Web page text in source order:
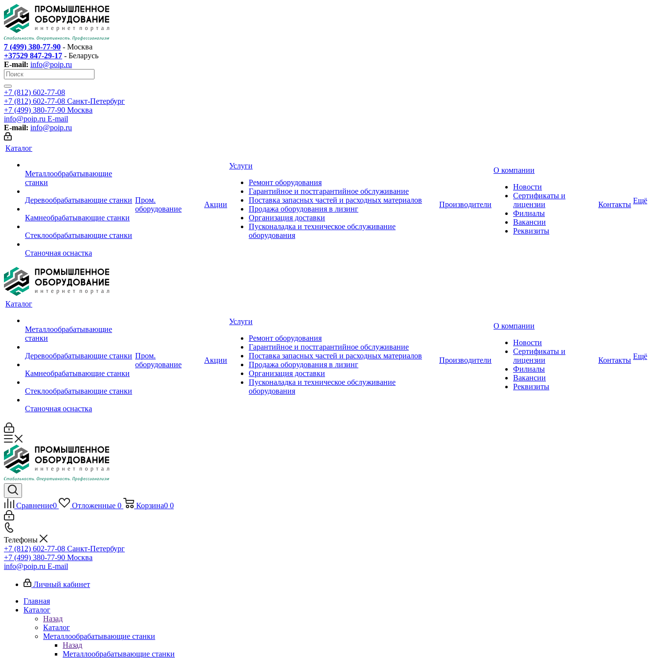
7 (499) 380-77-90 - Москва
+37529 847-29-17 - Беларусь
E-mail: info@poip.ru
+7 (812) 602-77-08
+7 (812) 602-77-08 Санкт-Петербург
+7 (499) 380-77-90 Москва
info@poip.ru E-mail
E-mail: info@poip.ru
Каталог
Металлообрабатывающие
станки
Деревообрабатывающие станки
Камнеобрабатывающие станки
Стеклообрабатывающие станки
Станочная оснастка
Пром.
оборудование
Акции
Услуги
Ремонт оборудования
Гарантийное и постгарантийное обслуживание
Поставка запасных частей и расходных материалов
Продажа оборудования в лизинг
Организация доставки
Пусконаладка и техническое обслуживание
оборудования
Производители
О компании
Новости
Сертификаты и
лицензии
Филиалы
Вакансии
Реквизиты
Контакты Ещё
Каталог
Металлообрабатывающие
станки
Деревообрабатывающие станки
Камнеобрабатывающие станки
Стеклообрабатывающие станки
Станочная оснастка
Пром.
оборудование
Акции
Услуги
Ремонт оборудования
Гарантийное и постгарантийное обслуживание
Поставка запасных частей и расходных материалов
Продажа оборудования в лизинг
Организация доставки
Пусконаладка и техническое обслуживание
оборудования
Производители
О компании
Новости
Сертификаты и
лицензии
Филиалы
Вакансии
Реквизиты
Контакты Ещё
Сравнение0 Отложенные 0 Корзина0 0
Телефоны
+7 (812) 602-77-08 Санкт-Петербург
+7 (499) 380-77-90 Москва
info@poip.ru E-mail
Личный кабинет
Главная
Каталог
Назад
Каталог
Металлообрабатывающие станки
Назад
Металлообрабатывающие станки